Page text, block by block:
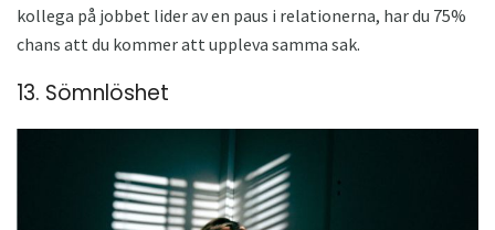
kollega på jobbet lider av en paus i relationerna, har du 75%
chans att du kommer att uppleva samma sak.
13. Sömnlöshet